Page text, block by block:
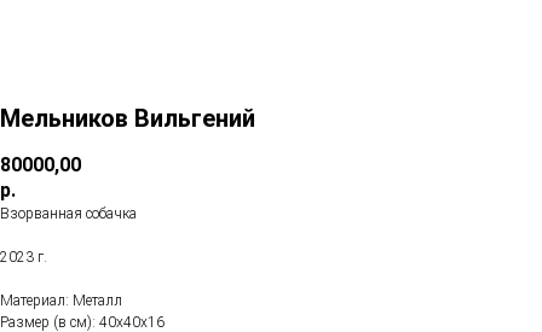
Мельников Вильгений
80000,00
р.
Взорванная собачка
2023 г.
Материал: Металл
Размер (в см): 40х40х16